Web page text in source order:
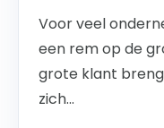
Voor veel
een rem op de
grote klant
zich...